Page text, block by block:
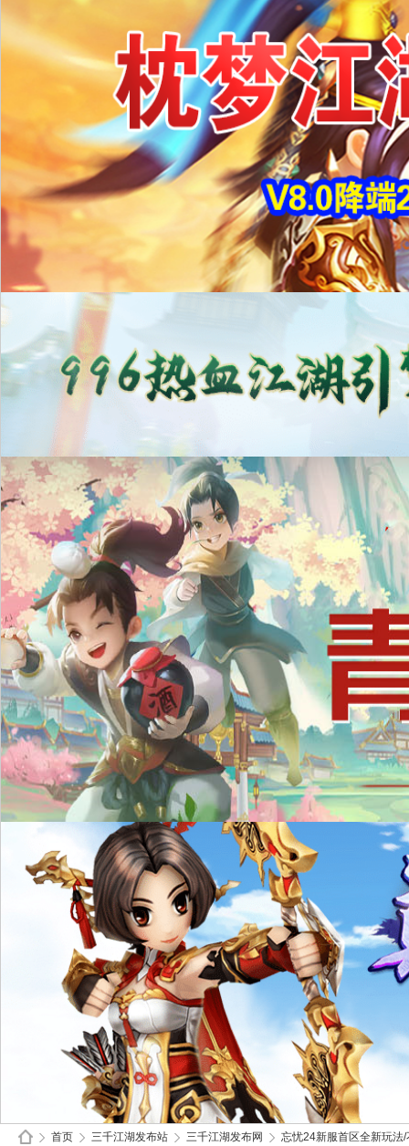
首页 三千江湖发布站 三千江湖发布网 忘忧24新服首区全新玩法